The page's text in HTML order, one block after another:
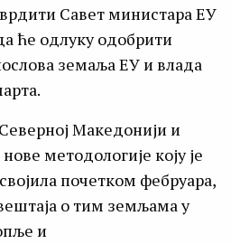
Савет министара ЕУ
ће одлуку одобрити
земаља ЕУ и влада
Македонији и
методологије коју је
почетком фебруара,
о тим земљама у
и